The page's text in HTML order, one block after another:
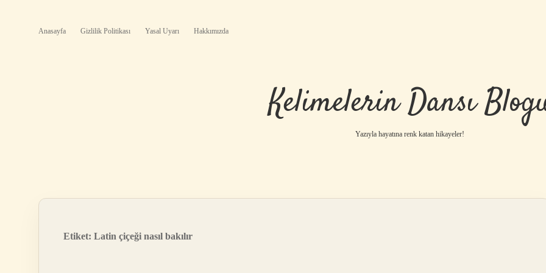
Anasayfa Gizlilik Politikası Yasal Uyarı Hakkımızda
Kelimelerin Dansı
Yazıyla hayatına renk katan hikayeler!
Etiket: Latin çiçeği nasıl bakılır